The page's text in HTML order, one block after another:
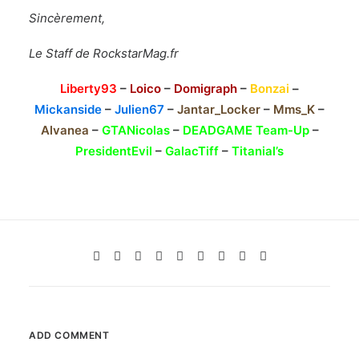
Sincèrement,
Le Staff de RockstarMag.fr
Liberty93 – Loico – Domigraph – Bonzai –
Mickanside – Julien67 – Jantar_Locker – Mms_K –
Alvanea – GTANicolas– DEADGAME Team-Up–
PresidentEvil – GalacTiff – Titanial’s
ADD COMMENT